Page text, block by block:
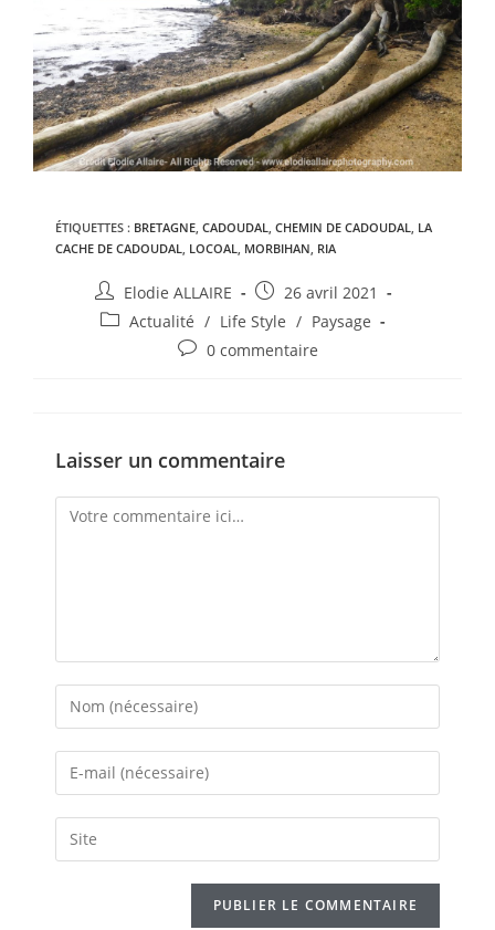
ÉTIQUETTES : BRETAGNE CADOUDAL CHEMIN DE CADOUDAL
LA
CACHE DE CADOUDAL
LOCOAL MORBIHAN RIA
Elodie ALLAIRE
26 avril 2021
Actualité / Life Style / Paysage
0 commentaire
Laisser un commentaire